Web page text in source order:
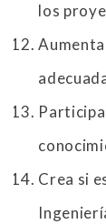
los
Crea si